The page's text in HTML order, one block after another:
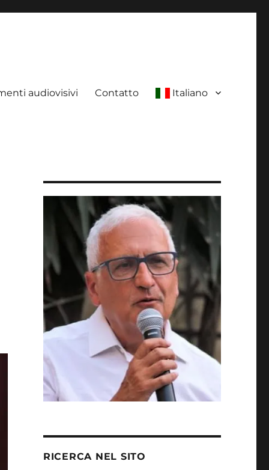
audiovisivi Contatto Italiano
RICERCA NEL SITO